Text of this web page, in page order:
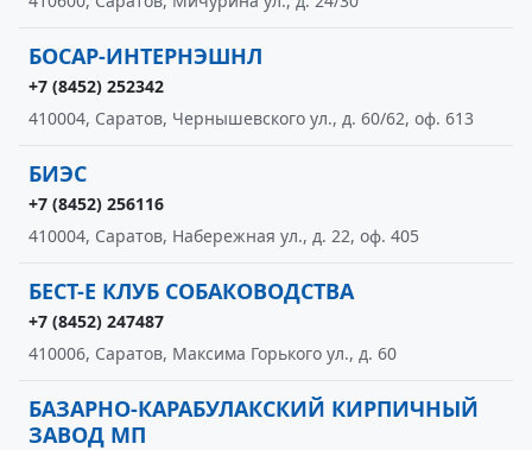
БОСАР-ИНТЕРНЭШНЛ
+7 (8452) 252342
410004, Саратов, Чернышевского ул., д. 60/62, оф. 613
БИЭС
+7 (8452) 256116
410004, Саратов, Набережная ул., д. 22, оф. 405
БЕСТ-Е КЛУБ СОБАКОВОДСТВА
+7 (8452) 247487
410006, Саратов, Максима Горького ул., д. 60
БАЗАРНО-КАРАБУЛАКСКИЙ КИРПИЧНЫЙ
ЗАВОД МП